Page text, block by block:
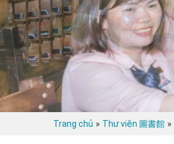
Trang chủ » Thư viện 圖書館 »